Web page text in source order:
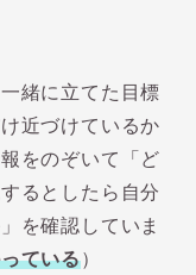
緒に立てた目標
近づけているか
をのぞいて「ど
るとしたら自分
を確認していま
ている）